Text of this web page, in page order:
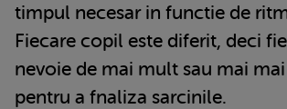
timpul necesar in functie de
Fiecare copil este diferit, deci
nevoie de mai mult sau mai
pentru a fnaliza sarcinile.